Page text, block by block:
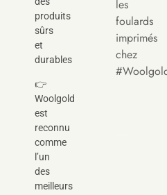
produits
sûrs
et
durables
👉
Woolgold
est
reconnu
comme
l’un
des
meilleurs
les
foulards
imprimés
chez